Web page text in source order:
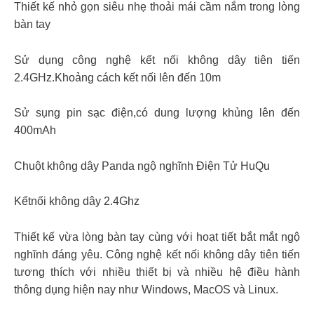
Thiết kế nhỏ gọn siêu nhẹ thoải mái cầm nắm trong lòng
bàn tay
Sử dụng công nghệ kết nối không dây tiên tiến
2.4GHz.Khoảng cách kết nối lên đến 10m
Sử sụng pin sạc điện,có dung lượng khủng lên đến
400mAh
Chuột không dây Panda ngộ nghĩnh Điện Tử HuQu
Kếtnối không dây 2.4Ghz
Thiết kế vừa lòng bàn tay cùng với hoạt tiết bắt mắt ngộ
nghĩnh đáng yêu. Công nghệ kết nối không dây tiên tiến
tương thích với nhiều thiết bị và nhiều hệ điều hành
thông dụng hiện nay như Windows, MacOS và Linux.